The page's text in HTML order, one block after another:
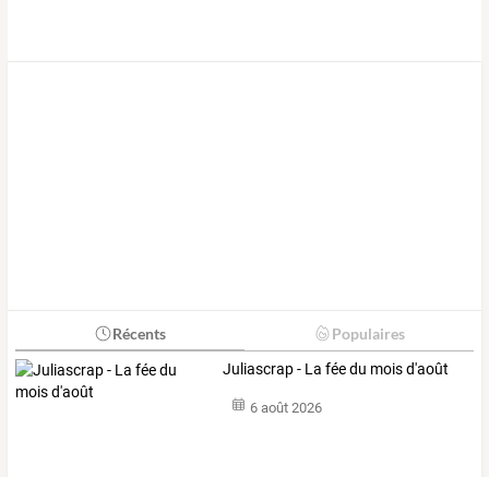
Récents Populaires
Juliascrap - La fée du mois d'août
6 août 2026